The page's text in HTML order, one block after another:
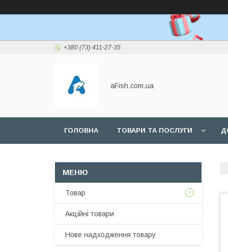
+380 (73) 411-27-35
aFish.com.ua
ГОЛОВНА ТОВАРИ ТА ПОСЛУГИ
Товар
Акційні товари
Нове надходження товару